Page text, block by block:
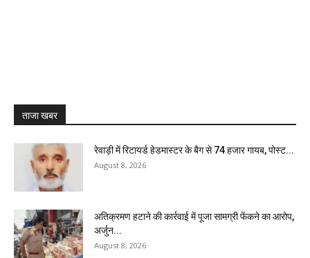
ताजा खबर
रेवाड़ी में रिटायर्ड हेडमास्टर के बैग से ₹74 हजार गायब, पोस्ट...
August 8, 2026
अतिक्रमण हटाने की कार्रवाई में पूजा सामग्री फेंकने का आरोप,
अर्जुन...
August 8, 2026